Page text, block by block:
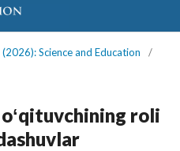
Science and Education
/
roli